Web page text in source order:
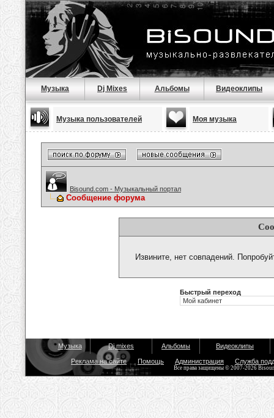
Музыка Dj Mixes Альбомы Видеоклипы
Музыка пользователей Моя музыка
Bisound.com - Музыкальный портал
Сообщение форума
Извините, нет совпадений.
Быстрый переход
Музыка Dj mixes Альбомы Видеоклипы
Реклама на сайте Помощь Администрация Служба
Все права защищены © 2007-2026